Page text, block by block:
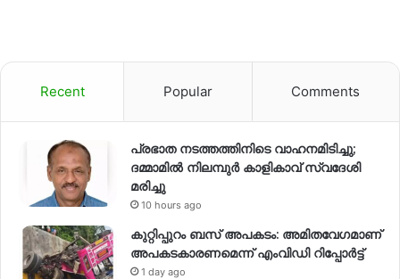
Recent Popular Comments
പ്രഭാത നടത്തത്തിനിടെ വാഹനമിടിച്ചു;
ദമ്മാമിൽ നിലമ്പുർ കാളികാവ് സ്വദേശി
മരിച്ചു
10 hours ago
കുറ്റിപ്പുറം ബസ് അപകടം: അമിതവേഗമാണ്
അപകടകാരണമെന്ന് എംവിഡി റിപ്പോർട്ട്
1 day ago